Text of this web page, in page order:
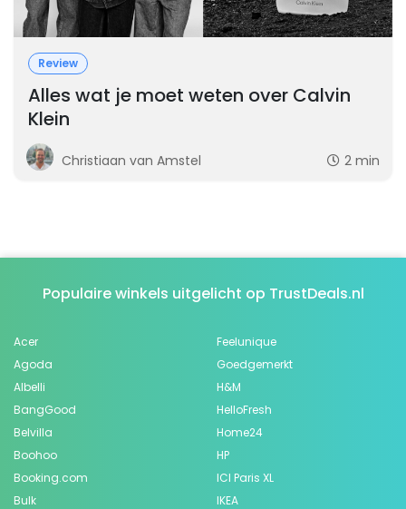
Review
Alles wat je moet weten over Calvin
Klein
Christiaan van Amstel 2 min
Populaire winkels uitgelicht op TrustDeals.nl
Acer
Agoda
Albelli
BangGood
Belvilla
Boohoo
Booking.com
Bulk
Feelunique
Goedgemerkt
H&M
HelloFresh
Home24
HP
ICI Paris XL
IKEA